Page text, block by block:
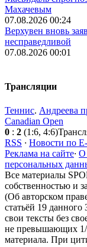
Махачевым
07.08.2026 00:24
Верхувен вновь
несправедливой
07.08.2026 00:01
Трансляции
Теннис. Андреева
Canadian Open
0 : 2 (1:6, 4:6)
RSS · Новости по
Реклама на сайте· О
персональных
Все материалы
собственностью и
(Об авторском
статьёй 19 данного
свои тексты без
не превышающих 1/
материала. При